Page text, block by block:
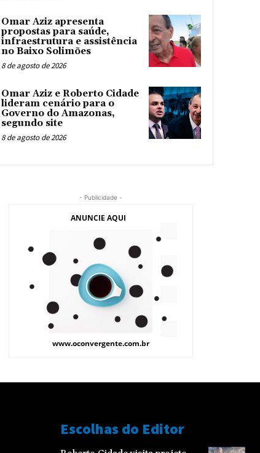
Omar Aziz apresenta
propostas para saúde,
infraestrutura e assistência
no Baixo Solimões
8 de agosto de 2026
Omar Aziz e Roberto Cidade
lideram cenário para o
Governo do Amazonas,
segundo site
8 de agosto de 2026
- Publicidade -
Escolhas do Editor